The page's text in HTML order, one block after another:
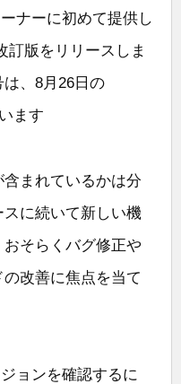
ナーに初めて提供し
訂版をリリースしま
、8月26日の
ます
まれているかは分
に続いて新しい機
そらくバグ修正や
改善に焦点を当て
ョンを確認するに